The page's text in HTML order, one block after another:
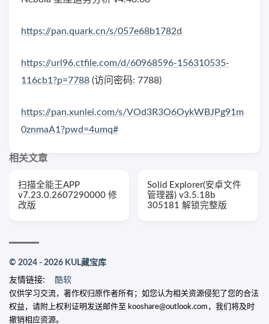
https://pan.quark.cn/s/057e68b1782d
https://url96.ctfile.com/d/60968596-156310535-
116cb1?p=7788 (访问密码: 7788)
https://pan.xunlei.com/s/VOd3R3O6OykWBJPg91m
0znmaA1?pwd=4umq#
相关文章
扫描全能王APP
v7.23.0.2607290000 修
改版
Solid Explorer(安卓文件
管理器) v3.5.18b
305181 解锁完整版
© 2024 - 2026 KUL藏宝库
友情链接: 酷软
仅供学习交流，著作权归原作者所有；如您认为相关资源侵犯了您的合法
权益，请附上权利证明发送邮件至 kooshare@outlook.com，我们将及时
撤销相应资源。